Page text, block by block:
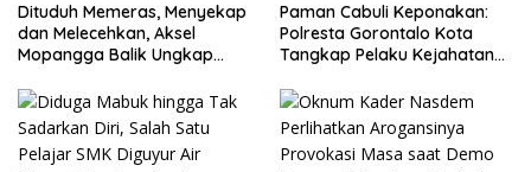
Dituduh Memeras, Menyekap
dan Melecehkan, Aksel
Mopangga Balik Ungkap
Paman Cabuli Keponakan:
Polresta Gorontalo Kota
Tangkap Pelaku Kejahatan